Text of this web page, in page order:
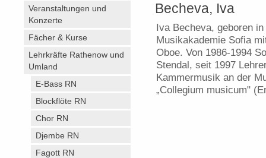
Veranstaltungen und
Konzerte
Fächer & Kurse
Lehrkräfte Rathenow und
Umland
E-Bass RN
Blockflöte RN
Chor RN
Djembe RN
Fagott RN
Becheva, Iva
Iva Becheva, geboren
Musikakademie Sofia
Oboe. Von 1986-1994
Stendal, seit 1997
Kammermusik an der
„Collegium musicum"